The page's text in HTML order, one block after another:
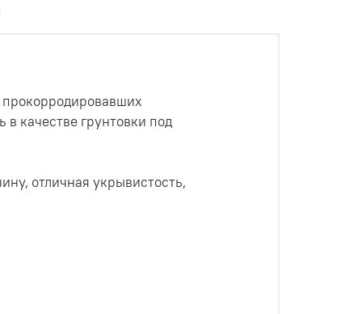
качестве грунтовки под
отличная укрывистость,